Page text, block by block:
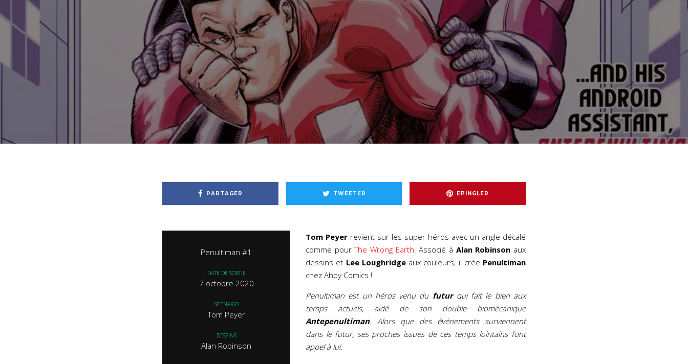
PARTAGER TWEETER EPINGLER
Penultiman #1
DATE DE SORTIE
7 octobre 2020
SCÉNARIO
Tom Peyer
DESSINS
Alan Robinson
Tom Peyer revient sur les super héros avec un angle décalé
comme pourThe Wrong Earth. Associé à Alan Robinson aux
dessins et Lee Loughridgeaux couleurs, il crée Penultiman
chez Ahoy Comics !
Penultiman est un héros venu du futurqui fait le bien aux
temps actuels, aidé de son double biomécanique
Antepenultiman. Alors que des événements surviennent
dans le futur, ses proches issues de ces temps lointains font
appel à lui.